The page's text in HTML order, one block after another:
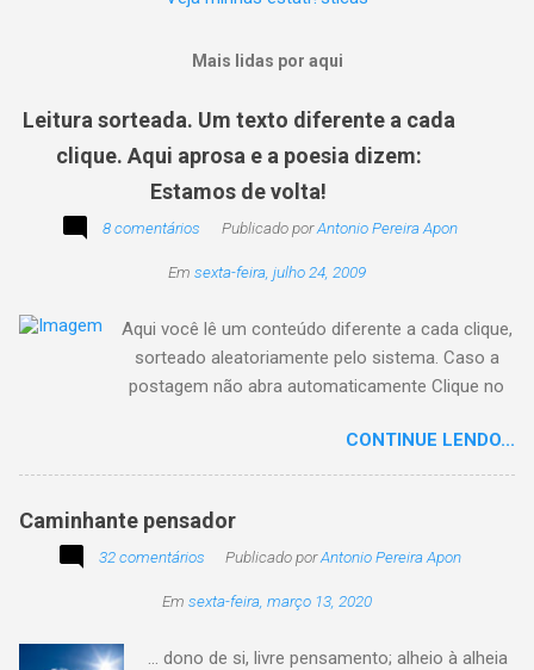
Mais lidas por aqui
Leitura sorteada. Um texto diferente a cada
clique. Aqui aprosa e a poesia dizem:
Estamos de volta!
8 comentários Publicado porAntonio Pereira Apon
Em sexta-feira, julho 24, 2009
Aqui você lê um conteúdo diferente a cada clique,
sorteado aleatoriamente pelo sistema. Caso a
postagem não abra automaticamente Clique no
CONTINUE LENDO...
Caminhante pensador
32 comentários Publicado porAntonio Pereira Apon
Em sexta-feira, março 13, 2020
... dono de si, livre pensamento; alheio à alheia